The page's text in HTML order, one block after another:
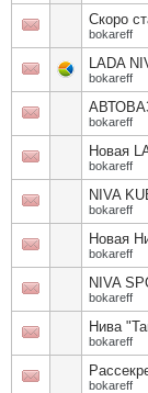
Скоро
bokareff
LADA
bokareff
bokareff
Новая
bokareff
NIVA
bokareff
Новая
bokareff
NIVA
bokareff
Нива
bokareff
bokareff